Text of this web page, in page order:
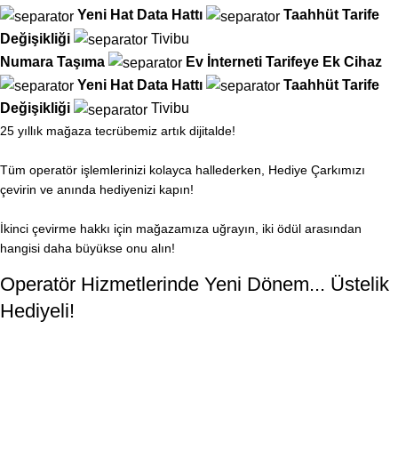
Yeni Hat Data Hattı Taahhüt Tarife
Değişikliği
Tivibu
Numara Taşıma
Ev İnterneti Tarifeye Ek Cihaz
Yeni Hat Data Hattı Taahhüt Tarife
Değişikliği
Tivibu
25 yıllık mağaza tecrübemiz artık dijitalde!
Tüm operatör işlemlerinizi kolayca hallederken, Hediye Çarkımızı
çevirin ve anında hediyenizi kapın!
İkinci çevirme hakkı için mağazamıza uğrayın, iki ödül arasından
hangisi daha büyükse onu alın!
Operatör Hizmetlerinde Yeni Dönem... Üstelik
Hediyeli!